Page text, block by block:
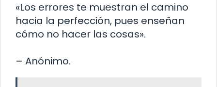
«Los errores te muestran el camino
hacia la perfección, pues enseñan
cómo no hacer las cosas».
– Anónimo.